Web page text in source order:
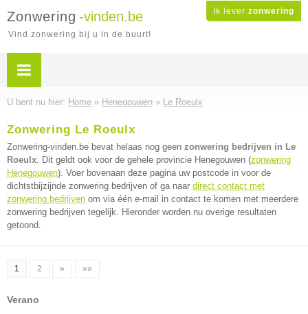
Ik lever zonwering
Zonwering -vinden.be
Vind zonwering bij u in de buurt!
U bent nu hier: Home » Henegouwen » Le Roeulx
Zonwering Le Roeulx
Zonwering-vinden.be bevat helaas nog geen zonwering bedrijven in Le
Roeulx. Dit geldt ook voor de gehele provincie Henegouwen (zonwering
Henegouwen). Voer bovenaan deze pagina uw postcode in voor de
dichtstbijzijnde zonwering bedrijven of ga naar direct contact met
zonwering bedrijven om via één e-mail in contact te komen met meerdere
zonwering bedrijven tegelijk. Hieronder worden nu overige resultaten
getoond.
1 2 » »»
Verano